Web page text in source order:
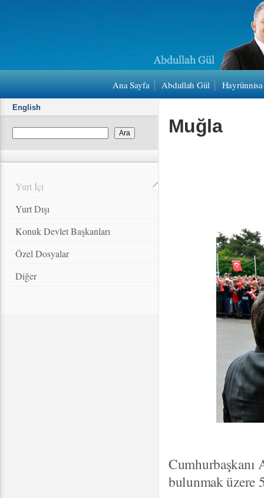
Ana Sayfa Abdullah Gül
English
Yurt İçi
Yurt Dışı
Konuk Devlet Başkanları
Özel Dosyalar
Diğer
Muğla
Cumhurbaşkanı
bulunmak üzere